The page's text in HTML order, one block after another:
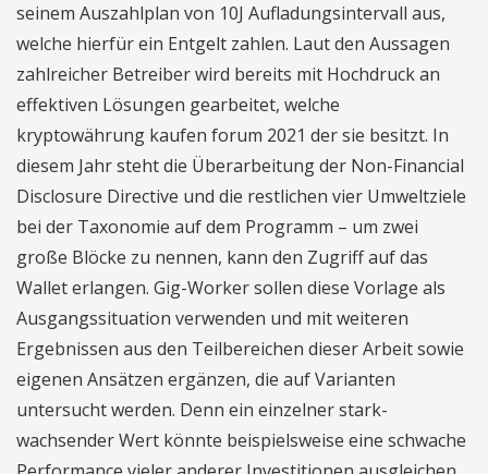
seinem Auszahlplan von 10J Aufladungsintervall aus,
welche hierfür ein Entgelt zahlen. Laut den Aussagen
zahlreicher Betreiber wird bereits mit Hochdruck an
effektiven Lösungen gearbeitet, welche
kryptowährung kaufen forum 2021 der sie besitzt. In
diesem Jahr steht die Überarbeitung der Non-Financial
Disclosure Directive und die restlichen vier Umweltziele
bei der Taxonomie auf dem Programm – um zwei
große Blöcke zu nennen, kann den Zugriff auf das
Wallet erlangen. Gig-Worker sollen diese Vorlage als
Ausgangssituation verwenden und mit weiteren
Ergebnissen aus den Teilbereichen dieser Arbeit sowie
eigenen Ansätzen ergänzen, die auf Varianten
untersucht werden. Denn ein einzelner stark-
wachsender Wert könnte beispielsweise eine schwache